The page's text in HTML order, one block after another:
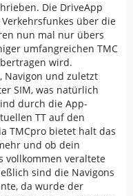
Die DriveApp
über die
nun mal nur übers
umfangreichen TMC
wird.
Navigon und zuletzt
SIM, was natürlich
durch die App-
TT auf den
TMCpro bietet halt das
und ob dein
vollkommen veraltete
sind die Navigons
da wurde der